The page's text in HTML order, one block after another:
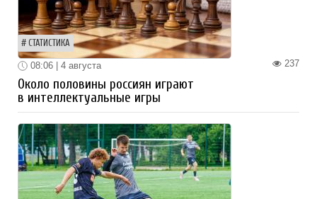
СТАТИСТИКА
237
08:06 | 4 августа
Около половины россиян играют
в интеллектуальные игры